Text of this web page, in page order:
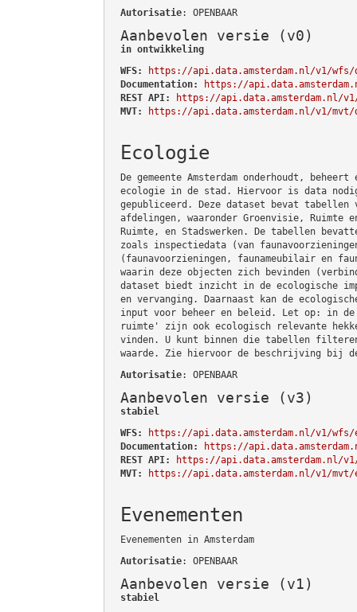
Autorisatie: OPENBAAR
Aanbevolen versie (v0)
in ontwikkeling
WFS:
https://api.data.amsterdam.nl/v1/wfs/
Documentation:
https://
REST API:
https://api.data.amsterdam.nl/
MVT:
https://api.data.amsterdam.nl/v1/mvt/
Ecologie
De gemeente Amsterdam onderhoudt,
ecologie in de stad. Hiervoor is data
gepubliceerd. Deze dataset bevat tabellen
afdelingen, waaronder Groenvisie, Ruimte
Ruimte, en Stadswerken. De tabellen
zoals inspectiedata (van
(faunavoorzieningen, faunameubilair en
waarin deze objecten zich bevinden
dataset biedt inzicht in de ecologische
en vervanging. Daarnaast kan de
input voor beheer en beleid. Let op: in de
ruimte' zijn ook ecologisch relevante
vinden. U kunt binnen die tabellen
waarde. Zie hiervoor de beschrijving bij
Autorisatie: OPENBAAR
Aanbevolen versie (v3)
stabiel
WFS:
https://api.data.amsterdam.nl/v1/wfs/
Documentation:
https://
REST API:
https://api.data.amsterdam.nl/
MVT:
https://api.data.amsterdam.nl/v1/mvt/
Evenementen
Evenementen in Amsterdam
Autorisatie: OPENBAAR
Aanbevolen versie (v1)
stabiel